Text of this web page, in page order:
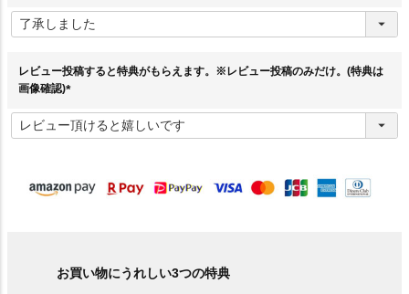
須
レビュー投稿すると特典がもらえます。※レビュー投稿のみだけ。(特典は
画像確認)
必
須
お買い物にうれしい3つの特典